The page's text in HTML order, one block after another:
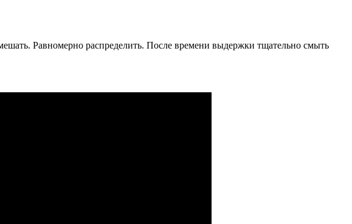
Равномерно распределить. После времени выдержки тщательно смыть